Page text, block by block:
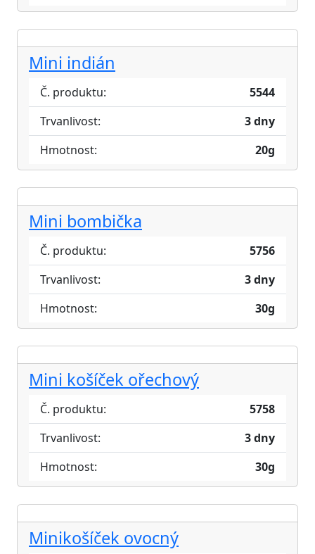
Mini indián
Č. produktu:
5544
Trvanlivost:
3 dny
Hmotnost:
20g
Mini bombička
Č. produktu:
5756
Trvanlivost:
3 dny
Hmotnost:
30g
Mini košíček ořechový
Č. produktu:
5758
Trvanlivost:
3 dny
Hmotnost:
30g
Minikošíček ovocný